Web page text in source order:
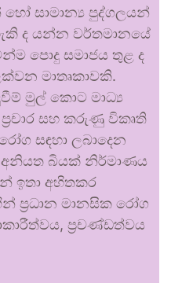
සාමාන්‍ය පුද්ගලයන්
ද යන්න වර්තමානයේ
පොදු සමාජය තුළ ද
මාතෘකාවකි.
මුල් කොට මාධ්‍ය
සහ කරුණු විකෘති
සඳහා ලබාදෙන
අනියත බියක් නිර්මාණය
ඉතා අහිතකර
ප්‍රධාන මානසික රෝග
ප්‍රචණ්ඩත්වය